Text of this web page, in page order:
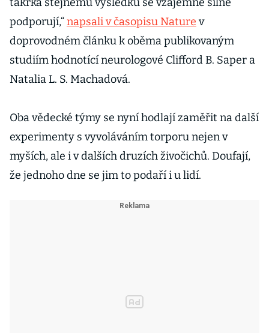
podporují,“napsali v časopisu Nature v
doprovodném článku k oběma publikovaným
studiím hodnotící neurologové Clifford B. Saper a
Natalia L. S. Machadová.
Oba vědecké týmy se nyní hodlají zaměřit na další
experimenty s vyvoláváním torporu nejen v
myších, ale i v dalších druzích živočichů. Doufají,
že jednoho dne se jim to podaří i u lidí.